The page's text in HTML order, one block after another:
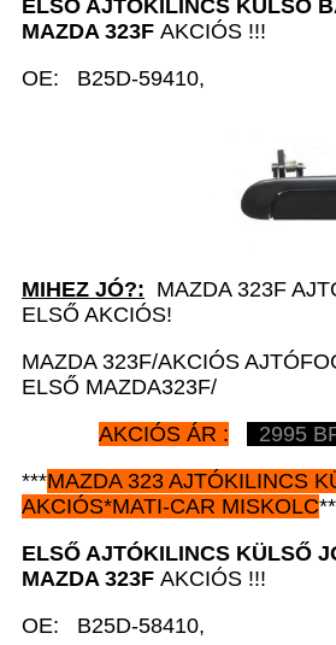
ELSŐ AJTÓKILINCS KÜLSŐ
MAZDA 323F AKCIÓS !!!
OE: B25D-59410,
MIHEZ JÓ?: MAZDA 323F
ELSŐ AKCIÓS!
MAZDA 323F/AKCIÓS
ELSŐ MAZDA323F/
AKCIÓS ÁR :
2995
***MAZDA 323 AJTÓKILINCS
AKCIÓS*MATI-CAR MISKOLC
ELSŐ AJTÓKILINCS KÜLSŐ
MAZDA 323F AKCIÓS !!!
OE: B25D-